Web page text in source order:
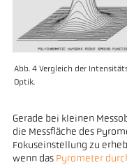
Abb. 4 Vergleich der
Optik.
Gerade bei kleinen
die Messfläche des
Fokuseinstellung zu
wenn das Pyrometer